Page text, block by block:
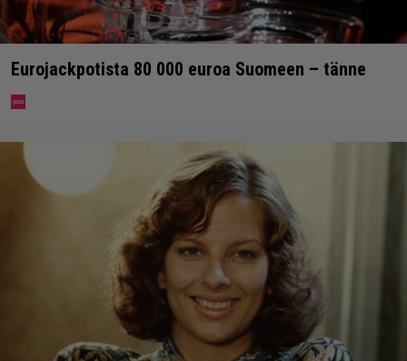
Eurojackpotista 80 000 euroa Suomeen – tänne